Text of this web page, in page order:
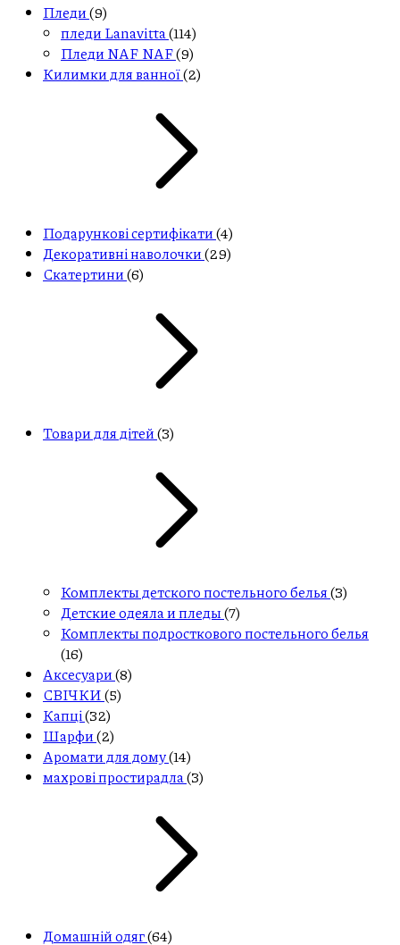
Пледи(9)
пледи Lanavitta (114)
Пледи NAF NAF(9)
Килимки для ванної(2)
Подарункові сертифікати(4)
Декоративні наволочки(29)
Скатертини(6)
Товари для дітей(3)
Комплекты детского постельного белья(3)
Детские одеяла и пледы(7)
Комплекты подросткового постельного белья
(16)
Aксесуари(8)
СВІЧКИ(5)
Капці(32)
Шарфи(2)
Аромати для дому(14)
махрові простирадла (3)
Домашній одяг(64)